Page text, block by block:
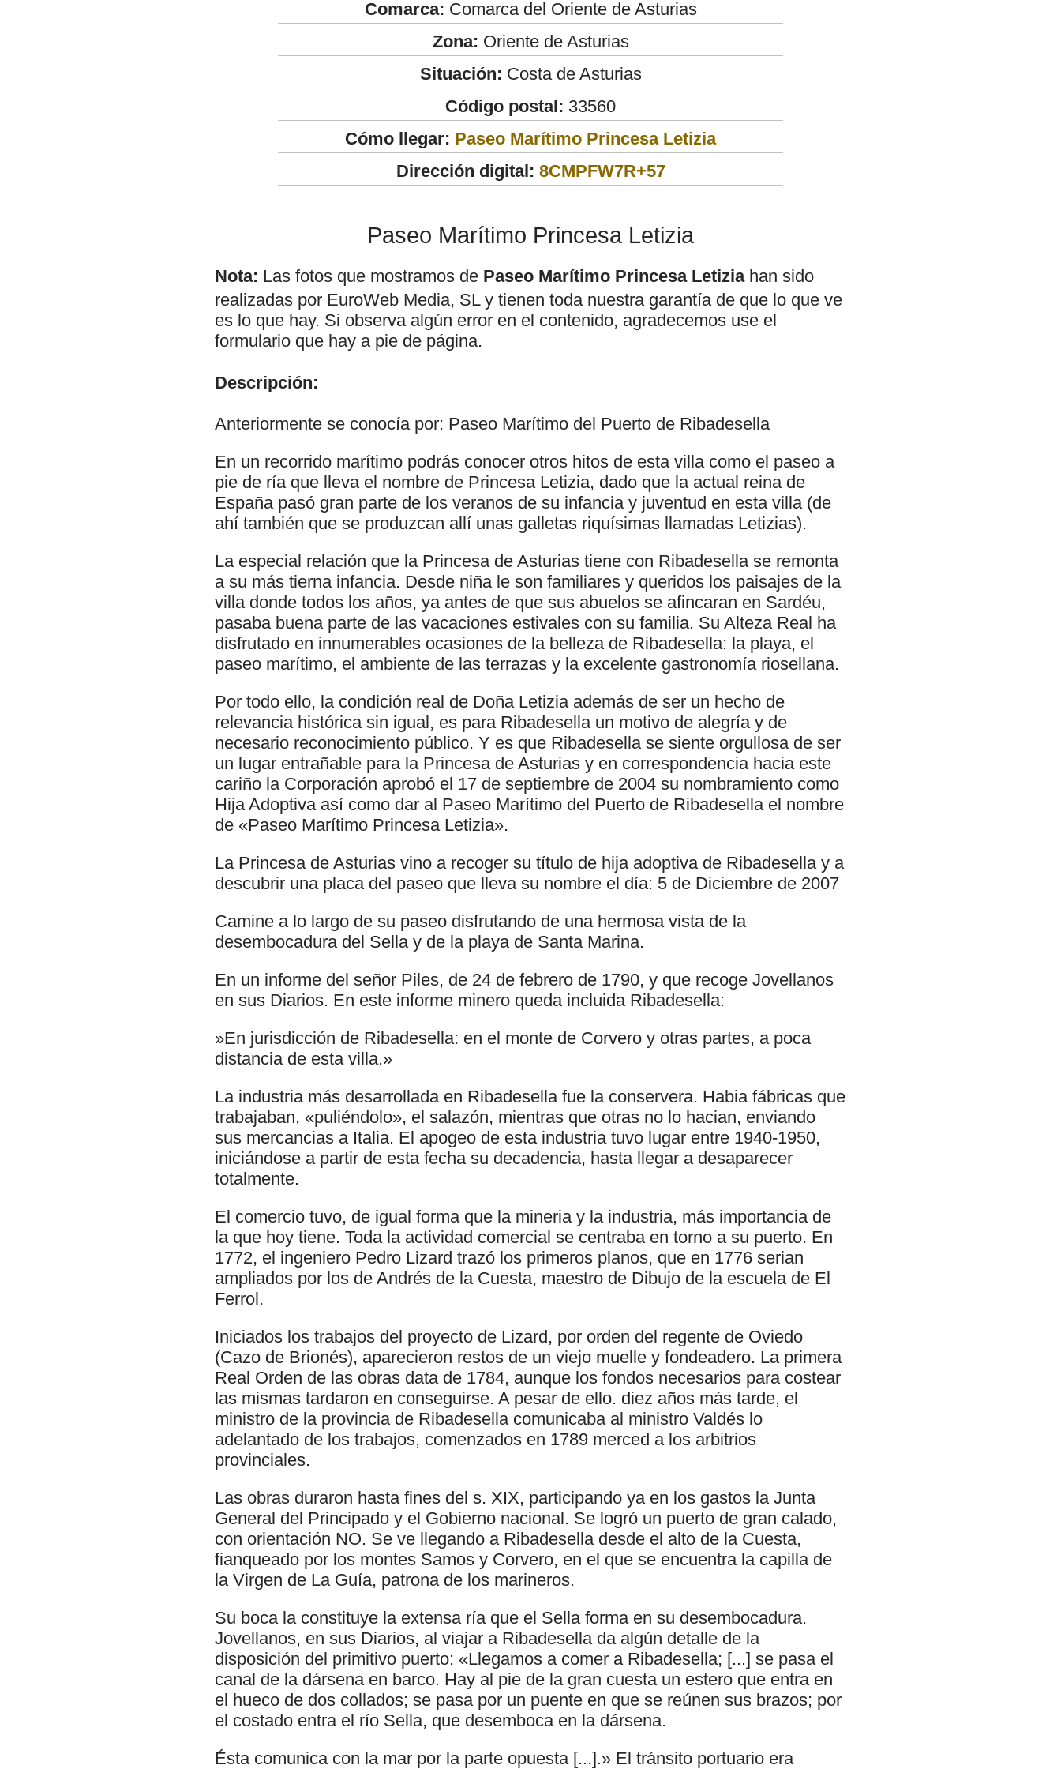
Comarca: Comarca del Oriente de Asturias
Zona: Oriente de Asturias
Situación: Costa de Asturias
Código postal: 33560
Cómo llegar: Paseo Marítimo Princesa Letizia
Dirección digital: 8CMPFW7R+57
Paseo Marítimo Princesa Letizia
Nota: Las fotos que mostramos de Paseo Marítimo Princesa Letiziahan sido
realizadas por EuroWeb Media, SL y tienen toda nuestra garantía de que lo que ve
es lo que hay. Si observa algún error en el contenido, agradecemos use el
formulario que hay a pie de página.
Descripción:
Anteriormente se conocía por: Paseo Marítimo del Puerto de Ribadesella
En un recorrido marítimo podrás conocer otros hitos de esta villa como el paseo a
pie de ría que lleva el nombre de Princesa Letizia, dado que la actual reina de
España pasó gran parte de los veranos de su infancia y juventud en esta villa (de
ahí también que se produzcan allí unas galletas riquísimas llamadas Letizias).
La especial relación que la Princesa de Asturias tiene con Ribadesella se remonta
a su más tierna infancia. Desde niña le son familiares y queridos los paisajes de la
villa donde todos los años, ya antes de que sus abuelos se afincaran en Sardéu,
pasaba buena parte de las vacaciones estivales con su familia. Su Alteza Real ha
disfrutado en innumerables ocasiones de la belleza de Ribadesella: la playa, el
paseo marítimo, el ambiente de las terrazas y la excelente gastronomía riosellana.
Por todo ello, la condición real de Doña Letizia además de ser un hecho de
relevancia histórica sin igual, es para Ribadesella un motivo de alegría y de
necesario reconocimiento público. Y es que Ribadesella se siente orgullosa de ser
un lugar entrañable para la Princesa de Asturias y en correspondencia hacia este
cariño la Corporación aprobó el 17 de septiembre de 2004 su nombramiento como
Hija Adoptiva así como dar al Paseo Marítimo del Puerto de Ribadesella el nombre
de «Paseo Marítimo Princesa Letizia».
La Princesa de Asturias vino a recoger su título de hija adoptiva de Ribadesella y a
descubrir una placa del paseo que lleva su nombre el día: 5 de Diciembre de 2007
Camine a lo largo de su paseo disfrutando de una hermosa vista de la
desembocadura del Sella y de la playa de Santa Marina.
En un informe del señor Piles, de 24 de febrero de 1790, y que recoge Jovellanos
en sus Diarios. En este informe minero queda incluida Ribadesella:
»En jurisdicción de Ribadesella: en el monte de Corvero y otras partes, a poca
distancia de esta villa.»
La industria más desarrollada en Ribadesella fue la conservera. Habia fábricas que
trabajaban, «puliéndolo», el salazón, mientras que otras no lo hacian, enviando
sus mercancias a Italia. El apogeo de esta industria tuvo lugar entre 1940-1950,
iniciándose a partir de esta fecha su decadencia, hasta llegar a desaparecer
totalmente.
El comercio tuvo, de igual forma que la mineria y la industria, más importancia de
la que hoy tiene. Toda la actividad comercial se centraba en torno a su puerto. En
1772, el ingeniero Pedro Lizard trazó los primeros planos, que en 1776 serian
ampliados por los de Andrés de la Cuesta, maestro de Dibujo de la escuela de El
Ferrol.
Iniciados los trabajos del proyecto de Lizard, por orden del regente de Oviedo
(Cazo de Brionés), aparecieron restos de un viejo muelle y fondeadero. La primera
Real Orden de las obras data de 1784, aunque los fondos necesarios para costear
las mismas tardaron en conseguirse. A pesar de ello. diez años más tarde, el
ministro de la provincia de Ribadesella comunicaba al ministro Valdés lo
adelantado de los trabajos, comenzados en 1789 merced a los arbitrios
provinciales.
Las obras duraron hasta fines del s. XIX, participando ya en los gastos la Junta
General del Principado y el Gobierno nacional. Se logró un puerto de gran calado,
con orientación NO. Se ve llegando a Ribadesella desde el alto de la Cuesta,
fianqueado por los montes Samos y Corvero, en el que se encuentra la capilla de
la Virgen de La Guía, patrona de los marineros.
Su boca la constituye la extensa ría que el Sella forma en su desembocadura.
Jovellanos, en sus Diarios, al viajar a Ribadesella da algún detalle de la
disposición del primitivo puerto: «Llegamos a comer a Ribadesella; [...] se pasa el
canal de la dársena en barco. Hay al pie de la gran cuesta un estero que entra en
el hueco de dos collados; se pasa por un puente en que se reúnen sus brazos; por
el costado entra el río Sella, que desemboca en la dársena.
Ésta comunica con la mar por la parte opuesta [...].» El tránsito portuario era